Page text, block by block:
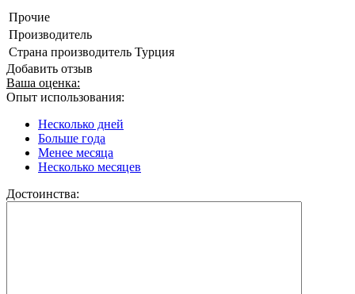
Прочие
Производитель
Страна производитель Турция
Добавить отзыв
Ваша оценка:
Опыт использования:
Несколько дней
Больше года
Менее месяца
Несколько месяцев
Достоинства: